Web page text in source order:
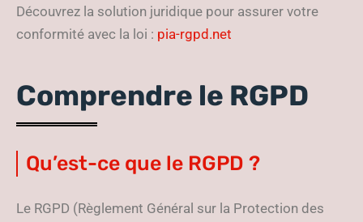
Découvrez la solution juridique pour assurer votre
conformité avec la loi : pia-rgpd.net
Comprendre le RGPD
Qu’est-ce que le RGPD ?
Le RGPD (Règlement Général sur la Protection des